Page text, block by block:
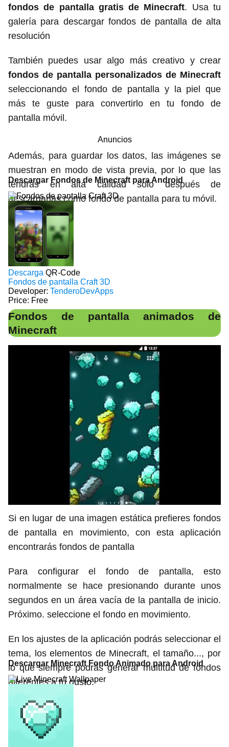
fondos de pantalla gratis de Minecraft. Usa tu
galería para descargar fondos de pantalla de alta
resolución
También puedes usar algo más creativo y crear
fondos de pantalla personalizados de Minecraft
seleccionando el fondo de pantalla y la piel que
más te guste para convertirlo en tu fondo de
pantalla móvil.
Anuncios
Además, para guardar los datos, las imágenes se
muestran en modo de vista previa, por lo que las
tendrás en alta calidad solo después de
descargarlas como fondo de pantalla para tu móvil.
Descargar Fondos de Minecraft para Android
Descarga QR-Code
Fondos de pantalla Craft 3D
Developer: TenderoDevApps
Price: Free
Fondos de pantalla animados de
Minecraft
Si en lugar de una imagen estática prefieres fondos
de pantalla en movimiento, con esta aplicación
encontrarás fondos de pantalla
Para configurar el fondo de pantalla, esto
normalmente se hace presionando durante unos
segundos en un área vacía de la pantalla de inicio.
Próximo. seleccione el fondo en movimiento.
En los ajustes de la aplicación podrás seleccionar el
tema, los elementos de Minecraft, el tamaño..., por
lo que siempre podrás generar multitud de fondos
diferentes a tu gusto.
Descargar Minecraft Fondo Animado para Android